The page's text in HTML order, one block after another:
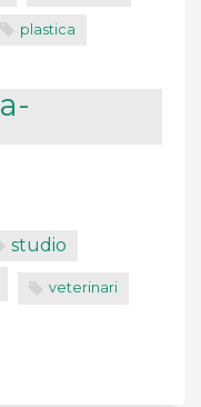
plastica
studio
veterinari